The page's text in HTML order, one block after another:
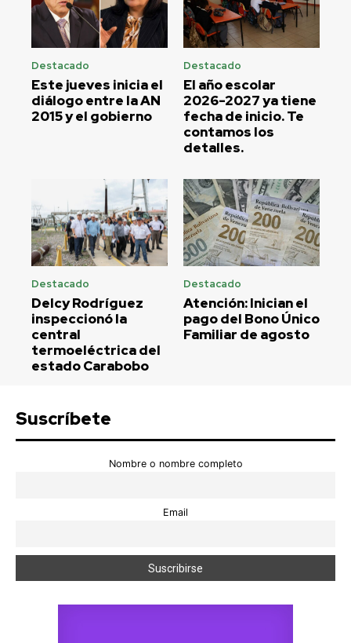
Destacado
Este jueves inicia el
diálogo entre la AN
2015 y el gobierno
Destacado
El año escolar
2026-2027 ya tiene
fecha de inicio. Te
contamos los
detalles.
Destacado
Delcy Rodríguez
inspeccionó la
central
termoeléctrica del
estado Carabobo
Destacado
Atención: Inician el
pago del Bono Único
Familiar de agosto
Suscríbete
Nombre o nombre completo
Email